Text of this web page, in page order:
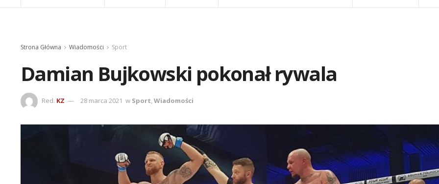
Strona Główna Wiadomości Sport
Damian Bujkowski pokonał rywala
Red. KZ 28 marca 2021 w Sport,Wiadomości